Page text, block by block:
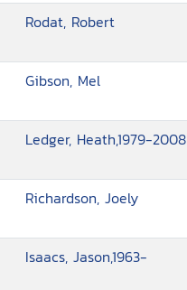
Rodat, Robert
Gibson, Mel
Ledger, Heath,1979-2008
Richardson, Joely
Isaacs, Jason,1963-